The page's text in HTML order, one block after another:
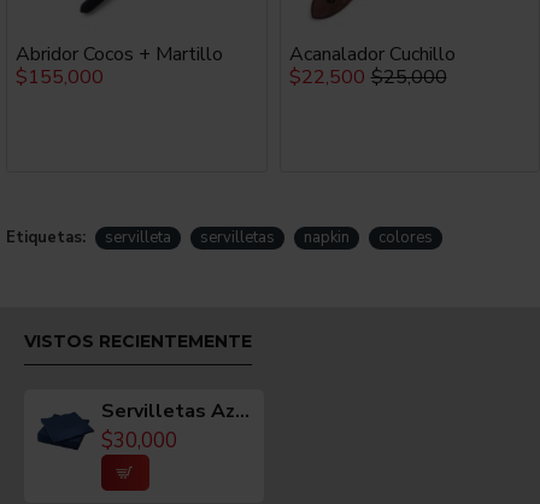
MATERIAL
Azul.
MEDIDAS
Aproximado
Abridor Cocos + Martillo
$155,000
Acanalador Cuchillo
$22,500 $25,000
Etiquetas: servilleta servilletas napkin colores
VISTOS RECIENTEMENTE
Servilletas Azules 125un
$30,000